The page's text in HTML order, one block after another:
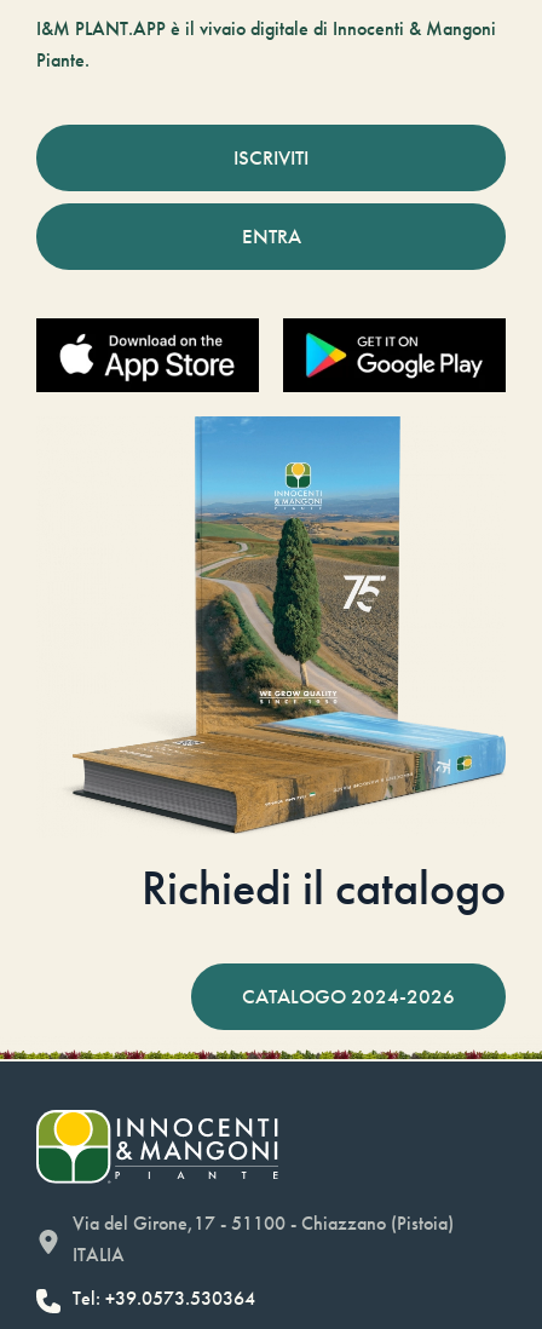
I&M PLANT.APP è il vivaio digitale di Innocenti & Mangoni
Piante.
ISCRIVITI
ENTRA
Richiedi il catalogo
CATALOGO 2024-2026
Via del Girone,17 - 51100 - Chiazzano (Pistoia)
ITALIA
Tel: +39.0573.530364